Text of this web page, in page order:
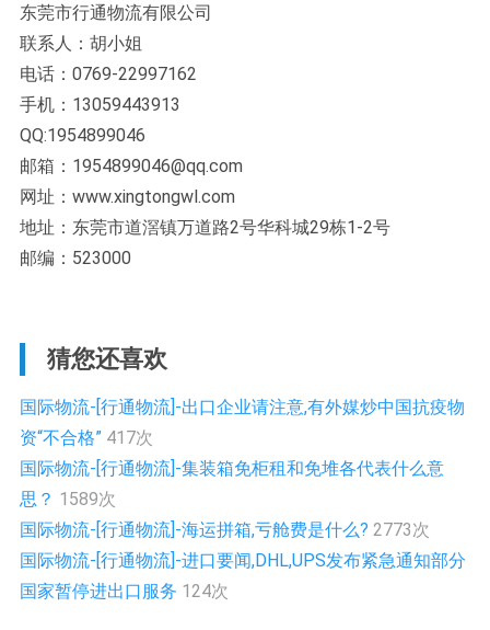
东莞市行通物流有限公司
联系人：胡小姐
电话：0769-22997162
手机：13059443913
QQ:1954899046
邮箱：1954899046@qq.com
网址：www.xingtongwl.com
地址：东莞市道滘镇万道路2号华科城29栋1-2号
邮编：523000
猜您还喜欢
国际物流-[行通物流]-出口企业请注意,有外媒炒中国抗疫物
资“不合格” 417次
国际物流-[行通物流]-集装箱免柜租和免堆各代表什么意
思？ 1589次
国际物流-[行通物流]-海运拼箱,亏舱费是什么? 2773次
国际物流-[行通物流]-进口要闻,DHL,UPS发布紧急通知部分
国家暂停进出口服务 124次